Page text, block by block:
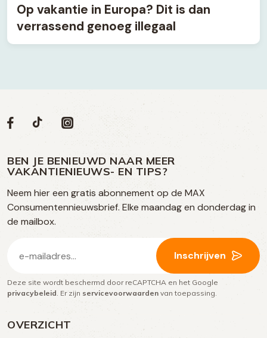
Op vakantie in Europa? Dit is dan
verrassend genoeg illegaal
OVERZICHT
Volg
op
social
media
Social
Volg
op
Facebook
Volg
op
TikTok
Volg
op
Instagram
BEN JE BENIEUWD NAAR MEER
VAKANTIENIEUWS- EN TIPS?
Neem hier een gratis abonnement op de MAX
Consumentennieuwsbrief. Elke maandag en donderdag in
de mailbox.
mailadres
(Vereist)
Inschrijven
Deze site wordt beschermd door reCAPTCHA en het Google
privacybeleid . Er zijn servicevoorwaarden van toepassing.